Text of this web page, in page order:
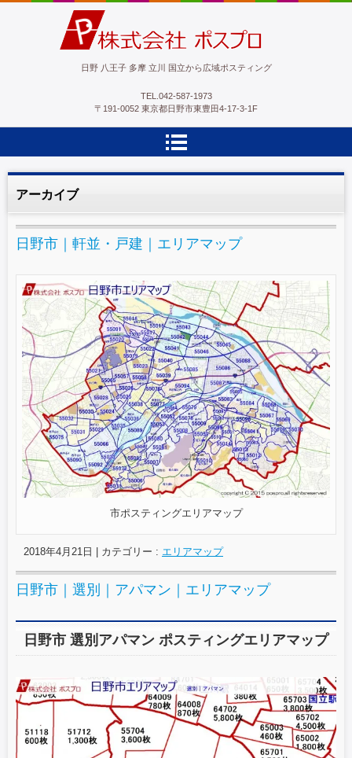
ポスプロ|GPSポスティング100％
日野 八王子 多摩 立川 国立から広域ポスティング
TEL. 042-587-1973
〒191-0052 東京都日野市東豊田4-17-3-1F
アーカイブ
日野市｜軒並・戸建｜エリアマップ
市ポスティングエリアマップ
2018年4月21日 | カテゴリー : エリアマップ
日野市｜選別｜アパマン｜エリアマップ
日野市 選別アパマン ポスティングエリアマップ